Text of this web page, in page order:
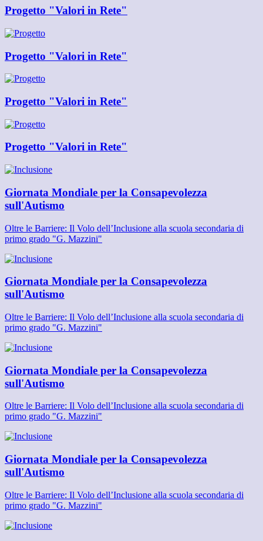
Progetto "Valori in Rete"
Progetto "Valori in Rete"
Progetto "Valori in Rete"
Progetto "Valori in Rete"
Giornata Mondiale per la Consapevolezza
sull'Autismo
Oltre le Barriere: Il Volo dell’Inclusione alla scuola secondaria di
primo grado "G. Mazzini"
Giornata Mondiale per la Consapevolezza
sull'Autismo
Oltre le Barriere: Il Volo dell’Inclusione alla scuola secondaria di
primo grado "G. Mazzini"
Giornata Mondiale per la Consapevolezza
sull'Autismo
Oltre le Barriere: Il Volo dell’Inclusione alla scuola secondaria di
primo grado "G. Mazzini"
Giornata Mondiale per la Consapevolezza
sull'Autismo
Oltre le Barriere: Il Volo dell’Inclusione alla scuola secondaria di
primo grado "G. Mazzini"